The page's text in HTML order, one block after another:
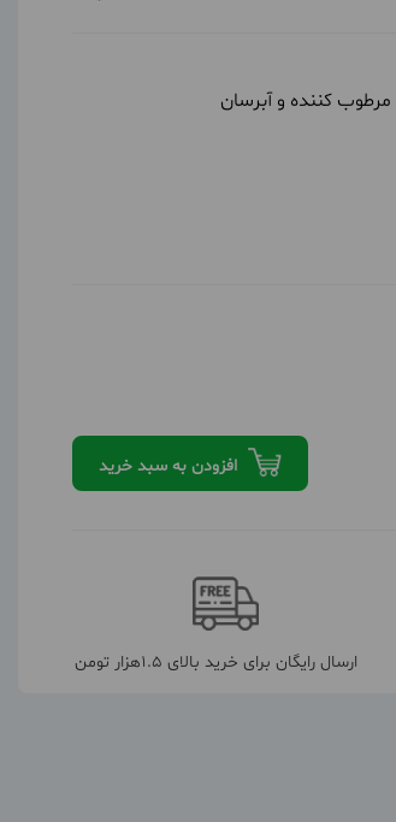
مرطوب کننده و آبرسان
افزودن به سبد خرید
ارسال رایگان برای خرید بالای 1.5هزار تومن